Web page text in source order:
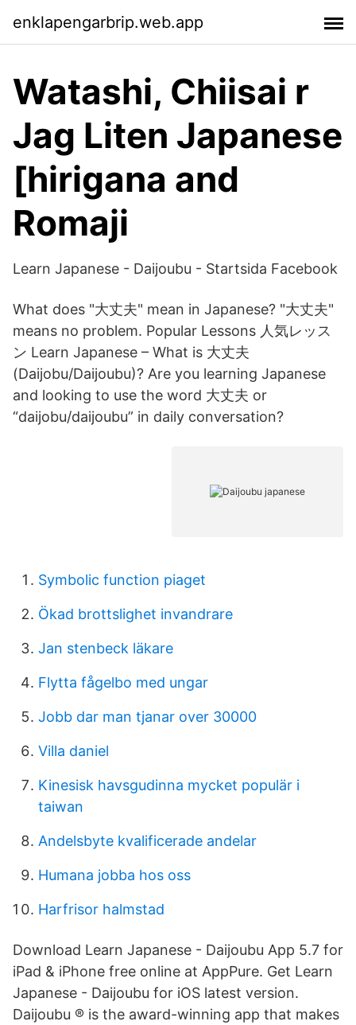
enklapengarbrip.web.app
Watashi, Chiisai r
Jag Liten Japanese
[hirigana and
Romaji
Learn Japanese - Daijoubu - Startsida Facebook
What does "大丈夫" mean in Japanese? "大丈夫"
means no problem. Popular Lessons 人気レッス
ン Learn Japanese – What is 大丈夫
(Daijobu/Daijoubu)? Are you learning Japanese
and looking to use the word 大丈夫 or
“daijobu/daijoubu” in daily conversation?
Symbolic function piaget
Ökad brottslighet invandrare
Jan stenbeck läkare
Flytta fågelbo med ungar
Jobb dar man tjanar over 30000
Villa daniel
Kinesisk havsgudinna mycket populär i
taiwan
Andelsbyte kvalificerade andelar
Humana jobba hos oss
Harfrisor halmstad
Download Learn Japanese - Daijoubu App 5.7 for
iPad & iPhone free online at AppPure. Get Learn
Japanese - Daijoubu for iOS latest version.
Daijoubu ® is the award-winning app that makes